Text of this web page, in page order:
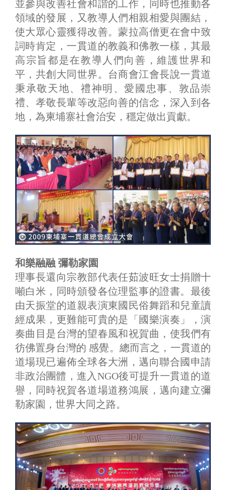
並參與改善社會和諧的工作，同時也推動各
領域的發展，又教導人們相親相愛與團結，
使大眾心靈獲得改善。蒙拉高僧更在會中致
詞時肯定，一貫道的教義和佛教一樣，其最
高宗旨都是在教導人們向善，維護世界和
平，共創大同世界。台商會江會長說一貫道
秉承敬天地、禮神明、愛國忠事、敦品崇
禮、孝敬長輩等改惡向善的信念，深入到各
地，為柬埔寨社會治安，穩定做出貢獻。
和樂融融 彌勒家園
理事長還向宗教部代表任茹波旺女士捐贈十
噸白米，同時頒發各位理監事的證書。最後
由天振堂的道親表演東國民俗舞蹈和兒童讀
經成果，更難能可貴的是「國樂演奏」，演
奏曲目是台灣的望春風和祝賀曲，使我們有
彷佛置身台灣的 感覺。總而言之，一貫道的
道場現已遍佈全球各大洲，邁向聯合國申請
非政治團體，進入NGO後可提升一貫道的道
譽，同時祝賀各道場道務鴻展，邁向建立彌
勒家園，世界大同之路。